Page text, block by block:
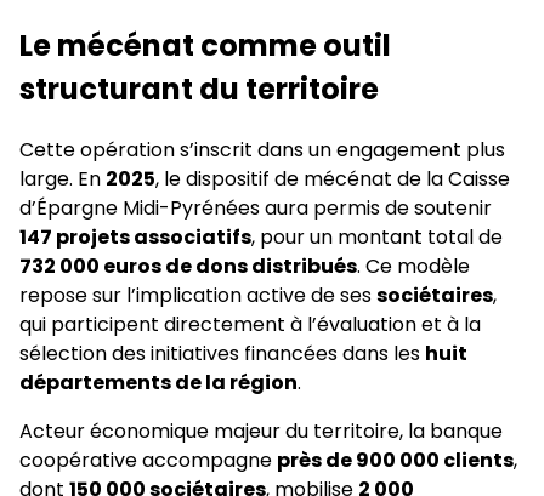
Le mécénat comme outil
structurant du territoire
Cette opération s’inscrit dans un engagement plus
large. En 2025, le dispositif de mécénat de la Caisse
d’Épargne Midi-Pyrénées aura permis de soutenir
147 projets associatifs, pour un montant total de
732 000 euros de dons distribués. Ce modèle
repose sur l’implication active de sessociétaires,
qui participent directement à l’évaluation et à la
sélection des initiatives financées dans les huit
départements de la région.
Acteur économique majeur du territoire, la banque
coopérative accompagne près de 900 000 clients,
dont 150 000 sociétaires, mobilise 2 000